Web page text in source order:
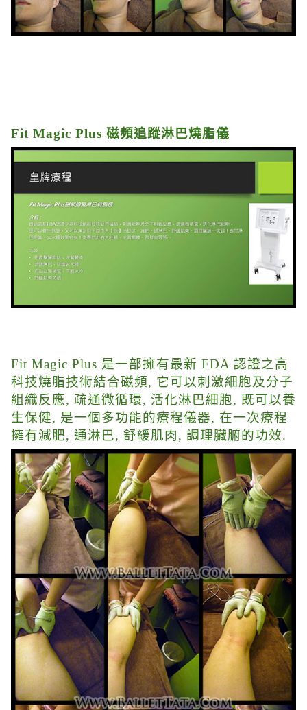
Fit Magic Plus 磁頻追蹤淋巴燒脂儀
Fit Magic Plus 是一部擁有最新 FDA 認證之高
科技燒脂技術結合磁頻, 它可以刺激細胞及分子
組織反應, 疏通微循環, 活化淋巴細胞, 既可以養
生保健, 是一個多功能的療程儀器, 在一次療程
擁有減肥, 通淋巴, 舒緩肌肉, 調理臟腑的功效.